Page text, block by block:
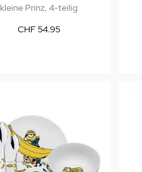
kleine Prinz, 4-teilig
CHF 54.95